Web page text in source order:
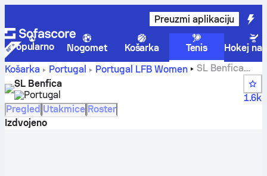
Preuzmi aplikaciju
Popularno Nogomet Košarka Tenis
Hokej na
Košarka
Portugal Portugal LFB Women
SL Benfica
rezultati, tablice, raspored i igrači
SL Benfica
Portugal
1.6k
Pregled Utakmice Roster
Izdvojeno